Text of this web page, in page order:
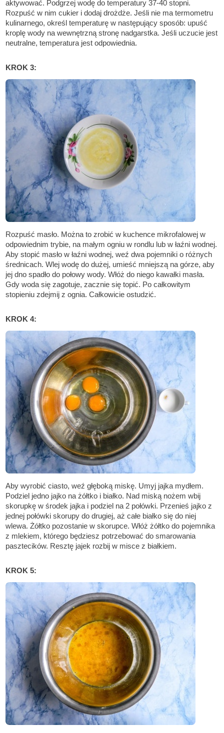
aktywować. Podgrzej wodę do temperatury 37-40 stopni.
Rozpuść w nim cukier i dodaj drożdże. Jeśli nie ma termometru
kulinarnego, określ temperaturę w następujący sposób: upuść
kroplę wody na wewnętrzną stronę nadgarstka. Jeśli uczucie jest
neutralne, temperatura jest odpowiednia.
KROK 3:
Rozpuść masło. Można to zrobić w kuchence mikrofalowej w
odpowiednim trybie, na małym ogniu w rondlu lub w łaźni wodnej.
Aby stopić masło w łaźni wodnej, weź dwa pojemniki o różnych
średnicach. Wlej wodę do dużej, umieść mniejszą na górze, aby
jej dno spadło do połowy wody. Włóż do niego kawałki masła.
Gdy woda się zagotuje, zacznie się topić. Po całkowitym
stopieniu zdejmij z ognia. Całkowicie ostudzić.
KROK 4:
Aby wyrobić ciasto, weź głęboką miskę. Umyj jajka mydłem.
Podziel jedno jajko na żółtko i białko. Nad miską nożem wbij
skorupkę w środek jajka i podziel na 2 połówki. Przenieś jajko z
jednej połówki skorupy do drugiej, aż całe białko się do niej
wlewa. Żółtko pozostanie w skorupce. Włóż żółtko do pojemnika
z mlekiem, którego będziesz potrzebować do smarowania
pasztecików. Resztę jajek rozbij w misce z białkiem.
KROK 5: